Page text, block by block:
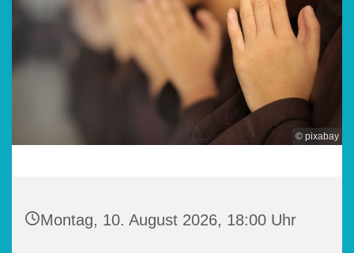
© pixabay
Montag, 10. August 2026, 18:00 Uhr